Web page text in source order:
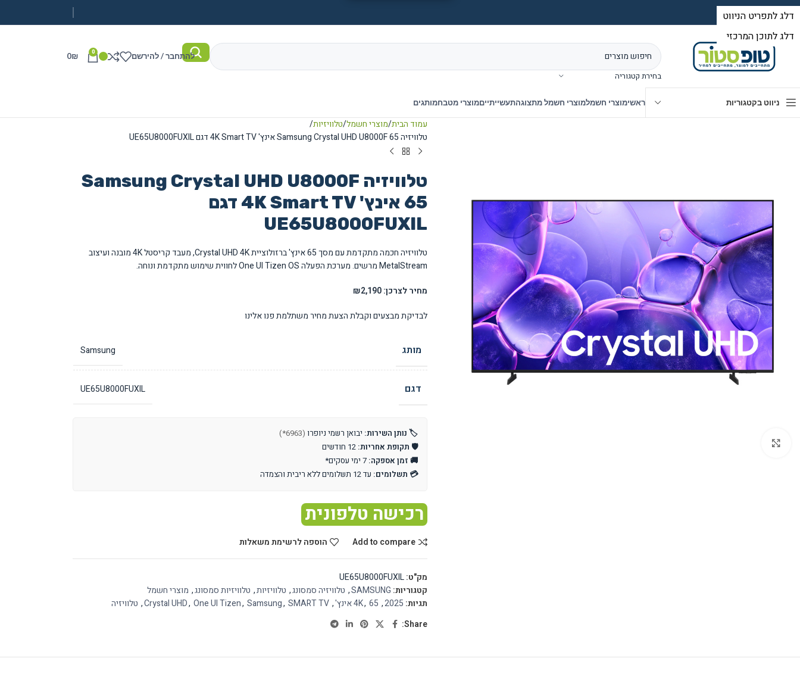
בחירת קטגוריה
להתחבר / להירשם 0
0₪
ניווט בקטגוריות ראשימוצרי חשמלמוצרי חשמל מתצוגהתעשייתייםמוצרי מטבחמותגים
עמוד הבית מוצרי חשמל טלוויזיות
טלוויזיה Samsung Crystal UHD U8000F 65 אינץ' 4K Smart TV דגם UE65U8000FUXIL
טלוויזיה Samsung Crystal UHD U8000F
65 אינץ' 4K Smart TV דגם
UE65U8000FUXIL
טלוויזיה חכמה מתקדמת עם מסך 65 אינץ' ברזולוציית Crystal UHD 4K, מעבד קריסטל 4K מובנה ועיצוב
MetalStream מרשים. מערכת הפעלה One UI Tizen OS לחווית שימוש מתקדמת ונוחה.
מחיר לצרכן: ₪2,190
לבדיקת מבצעים וקבלת הצעת מחיר משתלמת פנו אלינו
מותג Samsung
דגם UE65U8000FUXIL
🏷️ נותן השירות: יבואן רשמי ניופרו (6963*)
🛡️ תקופת אחריות:
🚚 זמן אספקה:
💳 תשלומים: עד 12 תשלומים ללא ריבית והצמדה
רכישה טלפונית
Add to compare הוספה לרשימת משאלות
מק"ט:UE65U8000FUXIL
קטגוריות: SAMSUNG
, טלוויזיה סמסונג, טלוויזיות, טלוויזיות סמסונג, מוצרי חשמל
תגיות: 2025
,
4K, 65 אינץ' ,
Crystal UHD, One UI Tizen, Samsung, SMART TV
, טלוויזיה
Share: